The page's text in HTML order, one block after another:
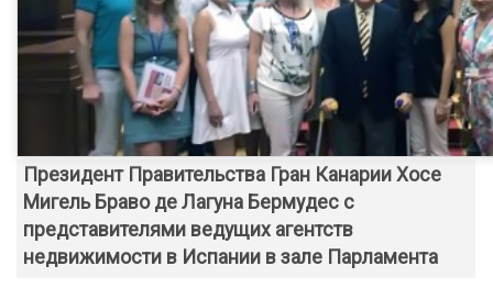
Президент Правительства Гран Канарии Хосе
Мигель Браво де Лагуна Бермудес с
представителями ведущих агентств
недвижимости в Испании в зале Парламента